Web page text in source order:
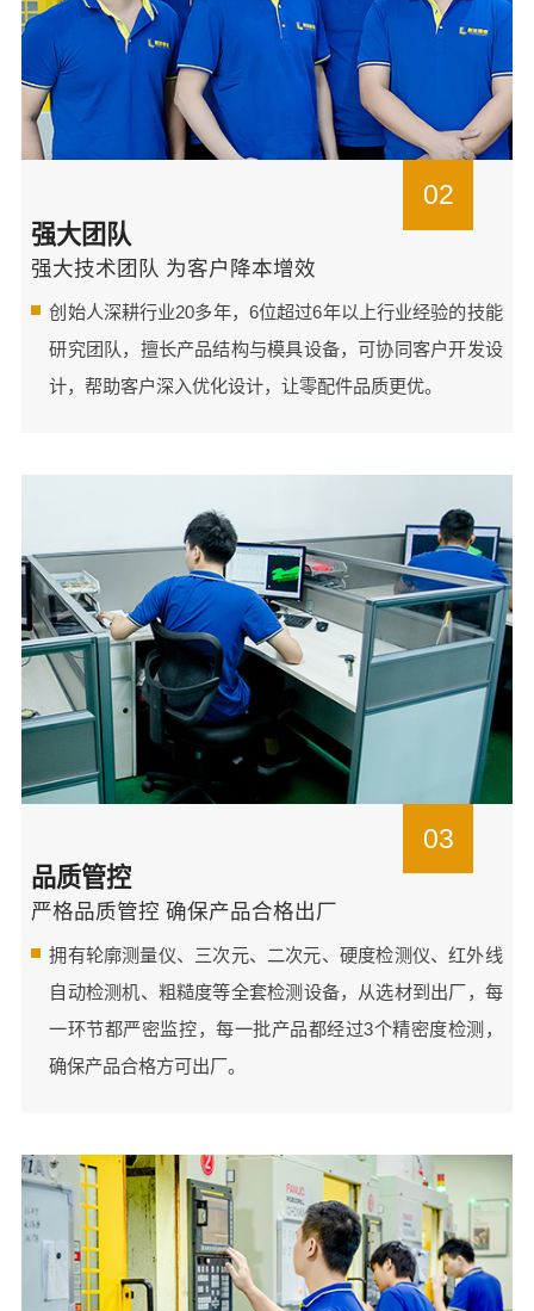
02
强大团队
强大技术团队 为客户降本增效
创始人深耕行业20多年，6位超过6年以上行业经验的技能
研究团队，擅长产品结构与模具设备，可协同客户开发设
计，帮助客户深入优化设计，让零配件品质更优。
03
品质管控
严格品质管控 确保产品合格出厂
拥有轮廓测量仪、三次元、二次元、硬度检测仪、红外线
自动检测机、粗糙度等全套检测设备，从选材到出厂，每
一环节都严密监控，每一批产品都经过3个精密度检测，
确保产品合格方可出厂。